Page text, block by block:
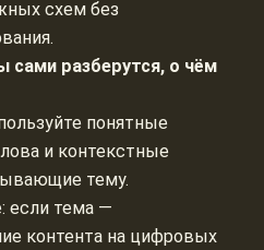
схем без
сами разберутся, о чём
понятные
и контекстные
тему.
если тема —
контента на цифровых